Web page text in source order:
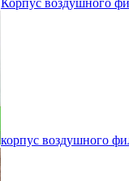
Корпус воздушного
корпус воздушного